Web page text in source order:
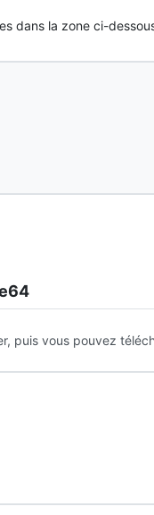
dans la zone ci-
puis vous pouvez